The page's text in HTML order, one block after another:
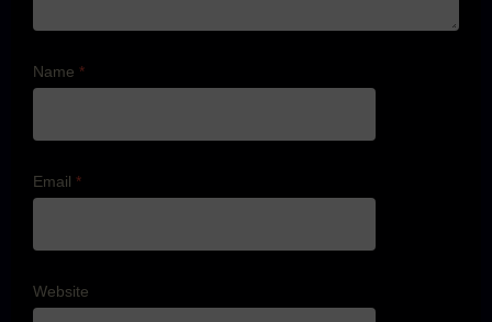
Name *
Email *
Website